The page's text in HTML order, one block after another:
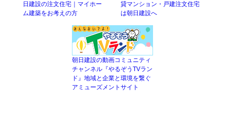
日建設の注文住宅｜マイホー
ム建築をお考えの方
貸マンション・戸建注文住宅
は朝日建設へ
朝日建設の動画コミュニティ
チャンネル『やるぞうTVラン
ド』地域と企業と環境を繋ぐ
アミューズメントサイト